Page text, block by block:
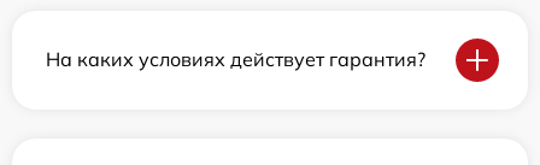
На каких условиях действует гарантия?